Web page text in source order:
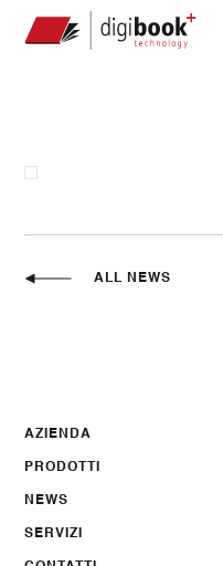
ALL NEWS
AZIENDA
PRODOTTI
NEWS
SERVIZI